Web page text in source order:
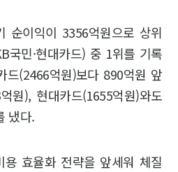
순이익이 3356억원으로 상위
국민·현대카드) 중 1위를 기록
드(2466억원)보다 890억원 앞
원), 현대카드(1655억원)와도
냈다.
용 효율화 전략을 앞세워 체질